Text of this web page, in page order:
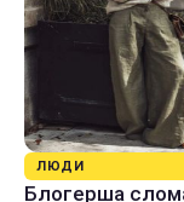
ЛЮДИ
Блогерша